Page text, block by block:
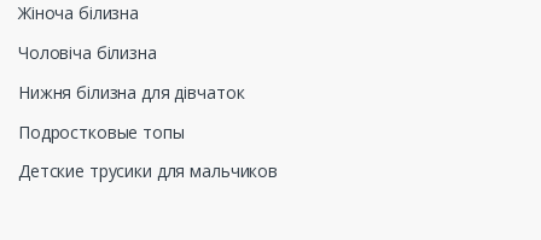
Жіноча білизна
Чоловіча білизна
Нижня білизна для дівчаток
Подростковые топы
Детские трусики для мальчиков